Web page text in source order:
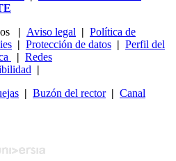
| Aviso legal | Política de
| Protección de datos | Perfil del
| Redes
|
| Buzón del rector| Canal